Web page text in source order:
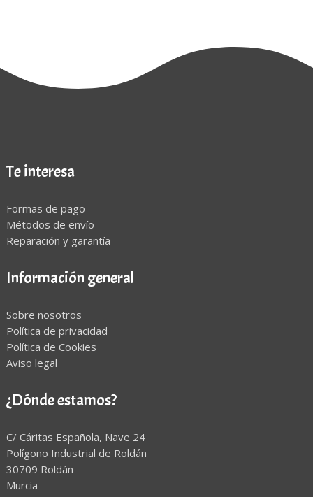
Te interesa
Formas de pago
Métodos de envío
Reparación y garantía
Información general
Sobre nosotros
Política de privacidad
Política de Cookies
Aviso legal
¿Dónde estamos?
C/ Cáritas Española, Nave 24
Polígono Industrial de Roldán
30709 Roldán
Murcia